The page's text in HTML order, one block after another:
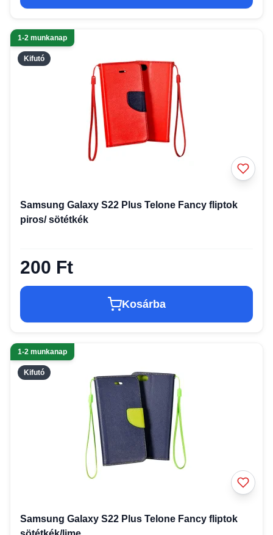
Kifutó
1-2 munkanap
Samsung Galaxy S22 Plus Telone Fancy fliptok
piros/ sötétkék
200 Ft
Kosárba
Kifutó
1-2 munkanap
Samsung Galaxy S22 Plus Telone Fancy fliptok